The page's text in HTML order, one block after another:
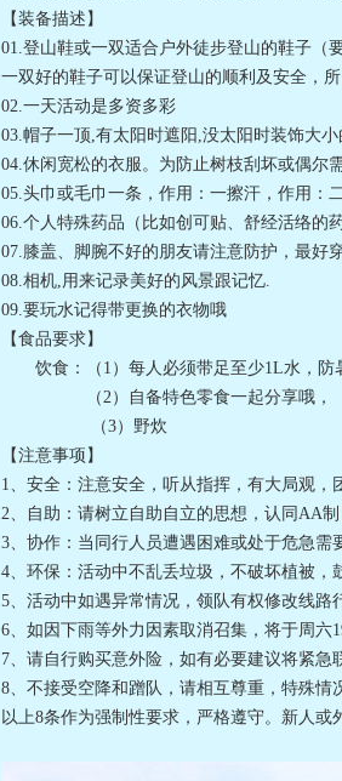
【装备描述】
01.登山鞋或一双适合户外徒步登山的鞋子（
一双好的鞋子可以保证登山的顺利及安全，
02.一天活动是多资多彩
03.帽子一顶,有太阳时遮阳,没太阳时装饰
04.休闲宽松的衣服。为防止树枝刮坏或偶尔
05.头巾或毛巾一条，作用：一擦汗，作用
06.个人特殊药品（比如创可贴、舒经活络的
07.膝盖、脚腕不好的朋友请注意防护，最
08.相机,用来记录美好的风景跟记忆.
09.要玩水记得带更换的衣物哦
【食品要求】
饮食：（1）每人必须带足至少1L水，防
（2）自备特色零食一起分享哦，
（3）野炊
【注意事项】
1、安全：注意安全，听从指挥，有大局观
2、自助：请树立自助自立的思想，认同AA
3、协作：当同行人员遭遇困难或处于危急
4、环保：活动中不乱丢垃圾，不破坏植被
5、活动中如遇异常情况，领队有权修改线路
6、如因下雨等外力因素取消召集，将于周
7、请自行购买意外险，如有必要建议将紧
8、不接受空降和蹭队，请相互尊重，特殊情
以上8条作为强制性要求，严格遵守。新人